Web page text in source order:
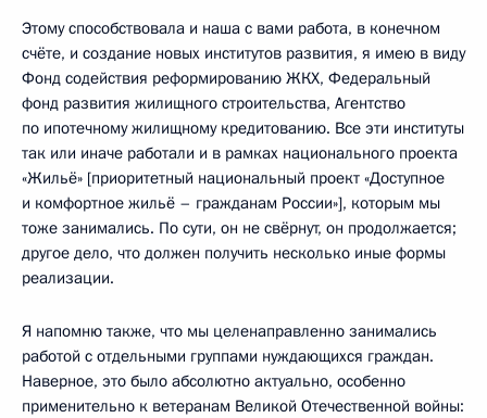
Этому способствовала и наша с вами работа, в конечном
счёте, и создание новых институтов развития, я имею в виду
Фонд содействия реформированию ЖКХ, Федеральный
фонд развития жилищного строительства, Агентство
по ипотечному жилищному кредитованию. Все эти институты
так или иначе работали и в рамках национального проекта
«Жильё» [приоритетный национальный проект «Доступное
и комфортное жильё – гражданам России»], которым мы
тоже занимались. По сути, он не свёрнут, он продолжается;
другое дело, что должен получить несколько иные формы
реализации.
Я напомню также, что мы целенаправленно занимались
работой с отдельными группами нуждающихся граждан.
Наверное, это было абсолютно актуально, особенно
применительно к ветеранам Великой Отечественной войны: